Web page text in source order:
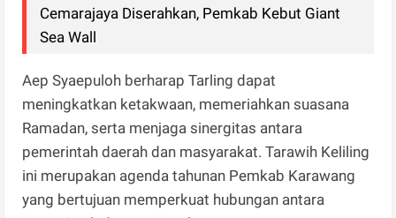
Cemarajaya Diserahkan, Pemkab Kebut Giant
Sea Wall
Aep Syaepuloh berharap Tarling dapat
meningkatkan ketakwaan, memeriahkan suasana
Ramadan, serta menjaga sinergitas antara
pemerintah daerah dan masyarakat. Tarawih Keliling
ini merupakan agenda tahunan Pemkab Karawang
yang bertujuan memperkuat hubungan antara